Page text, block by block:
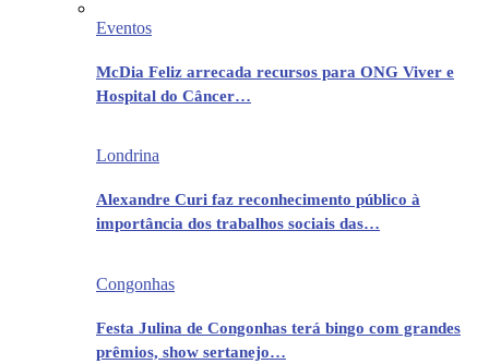
Eventos
McDia Feliz arrecada recursos para ONG Viver e
Hospital do Câncer…
Londrina
Alexandre Curi faz reconhecimento público à
importância dos trabalhos sociais das…
Congonhas
Festa Julina de Congonhas terá bingo com grandes
prêmios, show sertanejo…